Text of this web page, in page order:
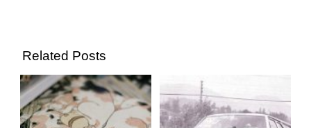
Related Posts